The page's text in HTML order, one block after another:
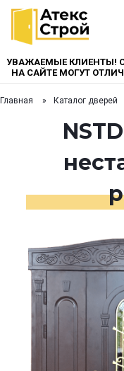
УВАЖАЕМЫЕ КЛИЕНТЫ!
НА САЙТЕ МОГУТ
Главная Каталог дверей